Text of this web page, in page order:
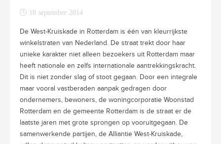
18 september 2014
De West-Kruiskade in Rotterdam is één van kleurrijkste
winkelstraten van Nederland. De straat trekt door haar
unieke karakter niet alleen bezoekers uit Rotterdam maar
heeft nationale en zelfs internationale aantrekkingskracht.
Dit is niet zonder slag of stoot gegaan. Door een integrale
maar vooral vastberaden aanpak gedragen door
ondernemers, bewoners, de woningcorporatie Woonstad
Rotterdam en de gemeente Rotterdam is de straat er de
laatste jaren met grote sprongen op vooruitgegaan. De
samenwerkende partijen, de Alliantie West-Kruiskade,